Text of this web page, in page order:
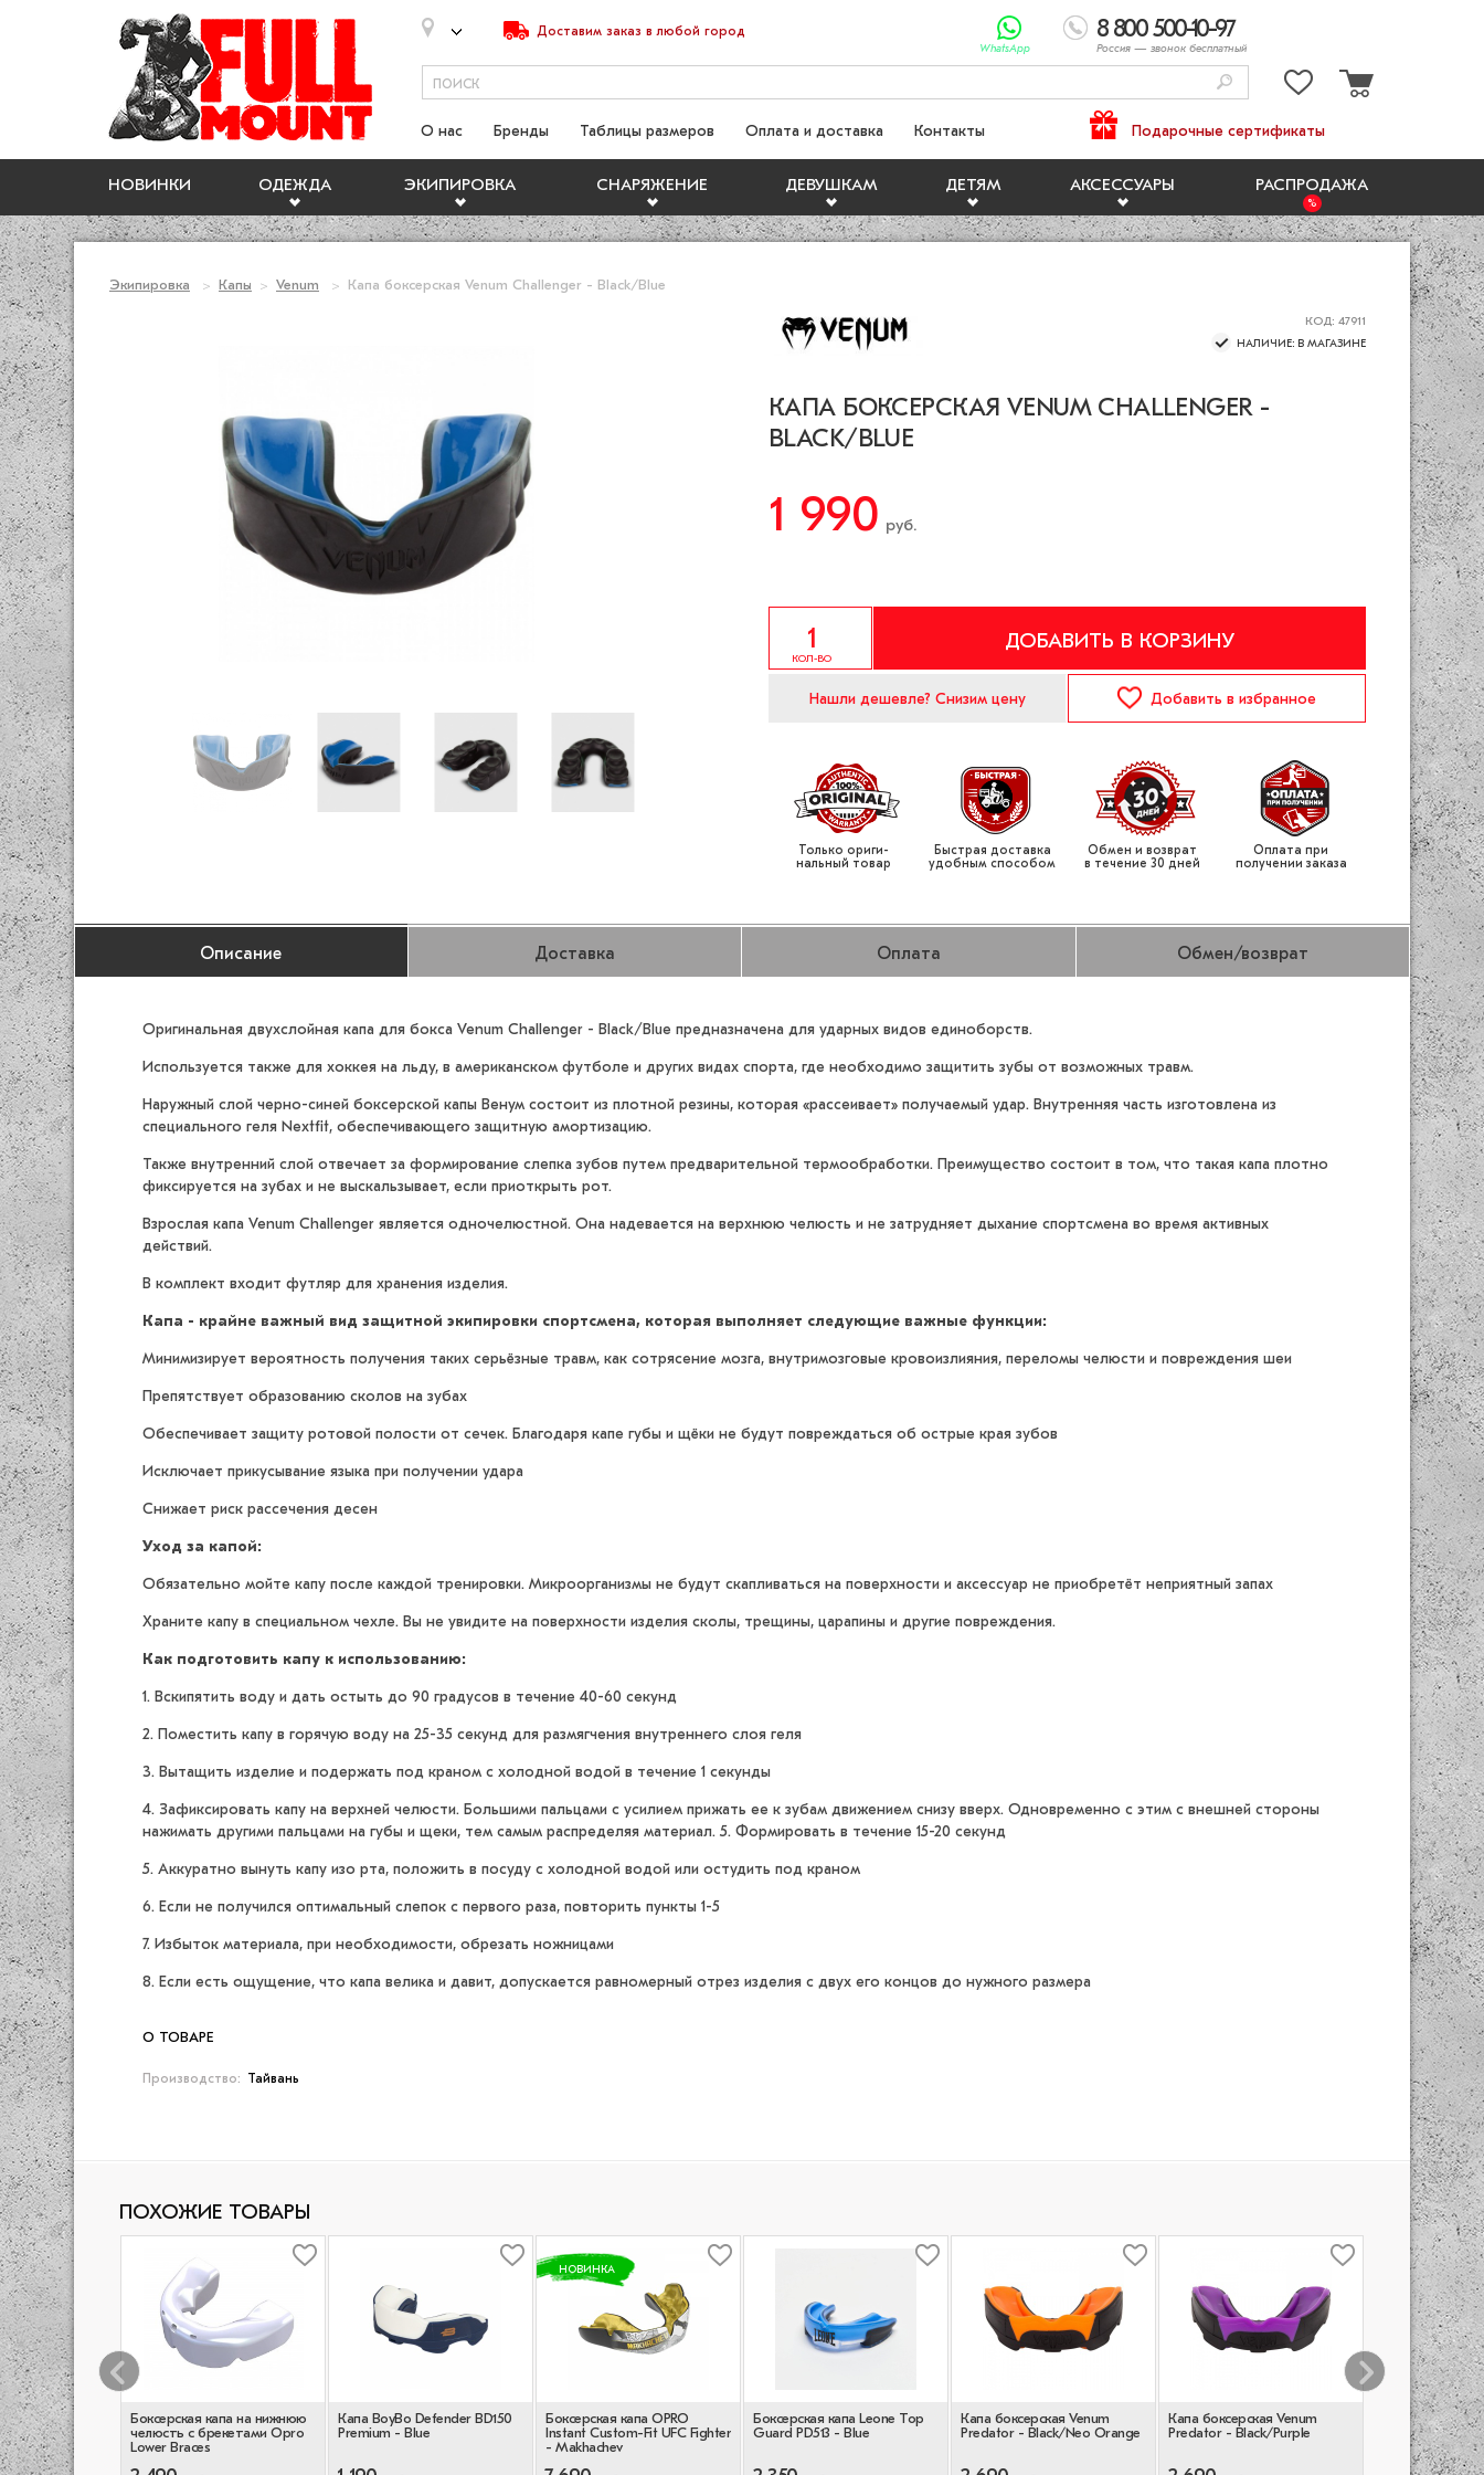
Доставим заказ в любой город 8 800 500-10-97
Россия — звонок бесплатный
WhatsApp
НОВИНКИ ОДЕЖДА ЭКИПИРОВКА СНАРЯЖЕНИЕ ДЕВУШКАМ ДЕТЯМ АКСЕССУАРЫ РАСПРОДАЖА
О нас Бренды Таблицы размеров Оплата и доставка Контакты Подарочные сертификаты
Экипировка Капы Venum Капа боксерская Venum Challenger - Black/Blue
КОД: 47911
НАЛИЧИЕ: В МАГАЗИНЕ
КАПА БОКСЕРСКАЯ VENUM CHALLENGER -
BLACK/BLUE
1 990 руб.
КОЛ-ВО
ДОБАВИТЬ В КОРЗИНУ
Нашли дешевле? Снизим цену Добавить в избранное
Только ориги­
нальный товар
Быстрая доставка
удобным способом
Обмен и возврат
в течение 30 дней
Оплата при
получении заказа
Описание Доставка Оплата Обмен/возврат
Оригинальная двухслойная капа для бокса Venum Challenger - Black/Blue предназначена для ударных видов единоборств.
Используется также для хоккея на льду, в американском футболе и других видах спорта, где необходимо защитить зубы от возможных травм.
Наружный слой черно-синей боксерской капы Венум состоит из плотной резины, которая «рассеивает» получаемый удар. Внутренняя часть изготовлена из
специального геля Nextfit, обеспечивающего защитную амортизацию.
Также внутренний слой отвечает за формирование слепка зубов путем предварительной термообработки. Преимущество состоит в том, что такая капа плотно
фиксируется на зубах и не выскальзывает, если приоткрыть рот.
Взрослая капа Venum Challenger является одночелюстной. Она надевается на верхнюю челюсть и не затрудняет дыхание спортсмена во время активных
действий.
В комплект входит футляр для хранения изделия.
Капа - крайне важный вид защитной экипировки спортсмена, которая выполняет следующие важные функции:
Минимизирует вероятность получения таких серьёзные травм, как сотрясение мозга, внутримозговые кровоизлияния, переломы челюсти и повреждения шеи
Препятствует образованию сколов на зубах
Обеспечивает защиту ротовой полости от сечек. Благодаря капе губы и щёки не будут повреждаться об острые края зубов
Исключает прикусывание языка при получении удара
Cнижает риск рассечения десен
Уход за капой:
Обязательно мойте капу после каждой тренировки. Микроорганизмы не будут скапливаться на поверхности и аксессуар не приобретёт неприятный запах
Храните капу в специальном чехле. Вы не увидите на поверхности изделия сколы, трещины, царапины и другие повреждения.
Как подготовить капу к использованию:
1. Вскипятить воду и дать остыть до 90 градусов в течение 40-60 секунд
2. Поместить капу в горячую воду на 25-35 секунд для размягчения внутреннего слоя геля
3. Вытащить изделие и подержать под краном с холодной водой в течение 1 секунды
4. Зафиксировать капу на верхней челюсти. Большими пальцами с усилием прижать ее к зубам движением снизу вверх. Одновременно с этим с внешней стороны
нажимать другими пальцами на губы и щеки, тем самым распределяя материал. 5. Формировать в течение 15-20 секунд
5. Аккуратно вынуть капу изо рта, положить в посуду с холодной водой или остудить под краном
6. Если не получился оптимальный слепок с первого раза, повторить пункты 1-5
7. Избыток материала, при необходимости, обрезать ножницами
8. Если есть ощущение, что капа велика и давит, допускается равномерный отрез изделия с двух его концов до нужного размера
О ТОВАРЕ
Производство: Тайвань
ПОХОЖИЕ ТОВАРЫ
OPRO
Fit Jaws -
Боксерская капа на нижнюю
челюсть с брекетами Opro
Lower Braces
Капа BoyBo Defender BD150
Premium - Blue
НОВИНКА
Боксерская капа OPRO
Instant Custom-Fit UFC Fighter
- Makhachev
Боксерская капа Leone Top
Guard PD513 - Blue
Капа боксерская Venum
Predator - Black/Neo Orange
Капа боксерская Venum
Predator - Black/Purple
Боксерская
Training Base -